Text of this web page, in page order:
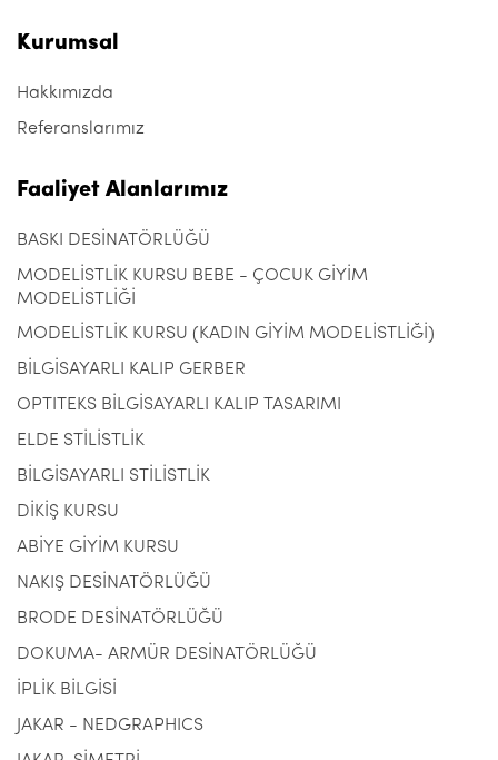
Kurumsal
Hakkımızda
Referanslarımız
Faaliyet Alanlarımız
BASKI DESİNATÖRLÜĞÜ
MODELİSTLİK KURSU BEBE - ÇOCUK GİYİM
MODELİSTLİĞİ
MODELİSTLİK KURSU (KADIN GİYİM MODELİSTLİĞİ)
BİLGİSAYARLI KALIP GERBER
OPTITEKS BİLGİSAYARLI KALIP TASARIMI
ELDE STİLİSTLİK
BİLGİSAYARLI STİLİSTLİK
DİKİŞ KURSU
ABİYE GİYİM KURSU
NAKIŞ DESİNATÖRLÜĞÜ
BRODE DESİNATÖRLÜĞÜ
DOKUMA- ARMÜR DESİNATÖRLÜĞÜ
İPLİK BİLGİSİ
JAKAR - NEDGRAPHICS